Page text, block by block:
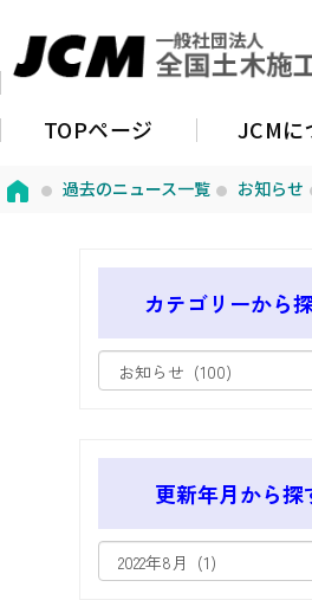
TOPページ JCMに
過去のニュース一覧 お知らせ
カテゴリーから
更新年月から探